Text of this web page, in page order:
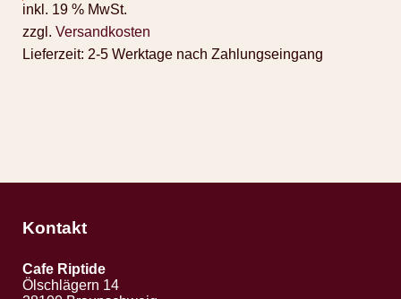
inkl. 19 % MwSt.
zzgl. Versandkosten
Lieferzeit: 2-5 Werktage nach Zahlungseingang
Kontakt
Cafe Riptide
Ölschlägern 14